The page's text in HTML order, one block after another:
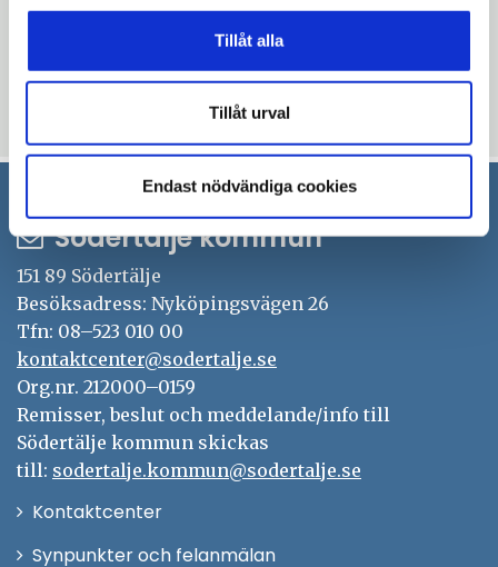
Tillåt alla
Tillåt urval
Endast nödvändiga cookies
informationsblad från 2018 och 2019
sodertalje.se/informationsbladetÖppna
fönster
Södertälje kommun
151 89 Södertälje
Besöksadress: Nyköpingsvägen 26
Tfn: 08–523 010 00
kontaktcenter@sodertalje.se
Org.nr. 212000–0159
Remisser, beslut och meddelande/info till
Södertälje kommun skickas
till: sodertalje.kommun@sodertalje.se
KontaktcenterÖppna
Synpunkter och felanmälan